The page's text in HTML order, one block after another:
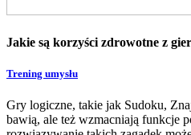
Jakie są korzyści zdrowotne z
Trening umysłu
Gry logiczne, takie jak Sudoku,
bawią, ale też wzmacniają funkcje